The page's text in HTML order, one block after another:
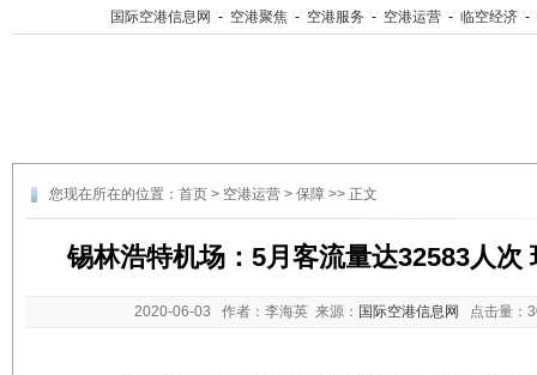
国际空港信息网 - 空港聚焦 - 空港服务 - 空港运营 - 临空经济 -
您现在所在的位置： 首页 > 空港运营 > 保障 >> 正文
锡林浩特机场：5月客流量达32583人次
2020-06-03 作者：李海英 来源： 国际空港信息网 点击量：